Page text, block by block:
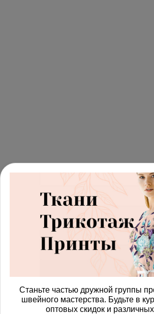
Станьте частью дружной группы
швейного мастерства. Будьте в
оптовых скидок и